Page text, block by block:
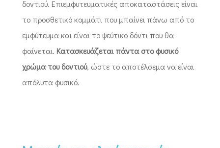
δοντιού. Επιεμφυτευματικές αποκαταστάσεις είναι
το προσθετικό κομμάτι που μπαίνει πάνω από το
εμφύτευμα και είναι το ψεύτικο δόντι που θα
φαίνεται. Κατασκευάζεται πάντα στο φυσικό
χρώμα του δοντιού, ώστε το αποτέλσεμα να είναι
απόλυτα φυσικό.